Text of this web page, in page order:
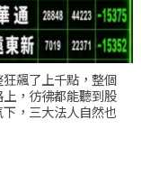
飆了上千點，整個
，彷彿都能聽到股
，三大法人自然也